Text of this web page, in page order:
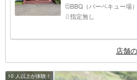
BBQ（バーベキュー場）
指定無し
店舗
10 人以上が体験！